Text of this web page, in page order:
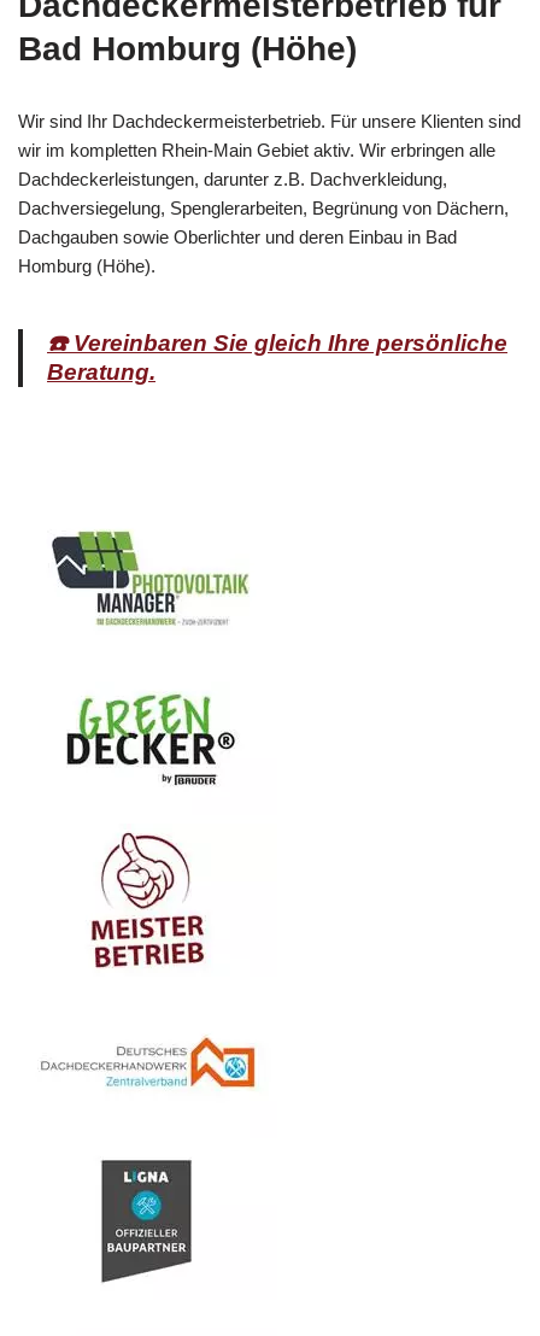
Bad Homburg (Höhe)
Wir sind Ihr Dachdeckermeisterbetrieb. Für unsere Klienten sind
wir im kompletten Rhein-Main Gebiet aktiv. Wir erbringen alle
Dachdeckerleistungen, darunter z.B. Dachverkleidung,
Dachversiegelung, Spenglerarbeiten, Begrünung von Dächern,
Dachgauben sowie Oberlichter und deren Einbau in Bad
Homburg (Höhe).
☎️ Vereinbaren Sie gleich Ihre persönliche
Beratung.